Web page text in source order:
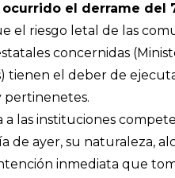
el derrame del
el riesgo letal de las
concernidas
tienen el deber de
pertinenetes.
las instituciones
de ayer, su naturaleza,
inmediata que